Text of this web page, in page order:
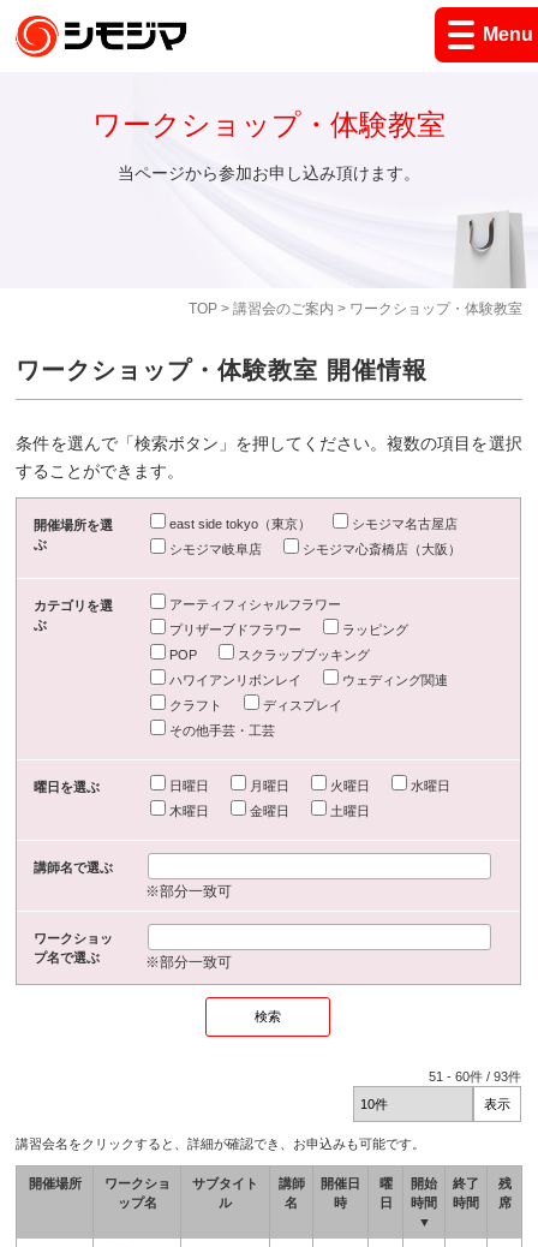
Menu
TOP> 講習会のご案内 > ワークショップ・体験教室
ワークショップ・体験教室
当ページから参加お申し込み頂けます。
ワークショップ・体験教室 開催情報
条件を選んで「検索ボタン」を押してください。複数の項目を選択
することができます。
開催場所を選
ぶ
east side tokyo（東京）
シモジマ名古屋店
シモジマ岐阜店
シモジマ心斎橋店（大阪）
カテゴリを選
ぶ
アーティフィシャルフラワー
プリザーブドフラワー
ラッピング
POP
スクラップブッキング
ハワイアンリボンレイ
ウェディング関連
クラフト
ディスプレイ
その他手芸・工芸
曜日を選ぶ 日曜日 月曜日 火曜日
水曜日
木曜日
金曜日 土曜日
講師名で選ぶ
※部分一致可
ワークショッ
プ名で選ぶ
※部分一致可
51 -60件 /93件
講習会名をクリックすると、詳細が確認でき、お申込みも可能です。
開催場所
ワークショ
ップ名
サブタイト
ル
講師
名
開催日
時
曜
日
開始
時間
▼
終了
時間
残
席